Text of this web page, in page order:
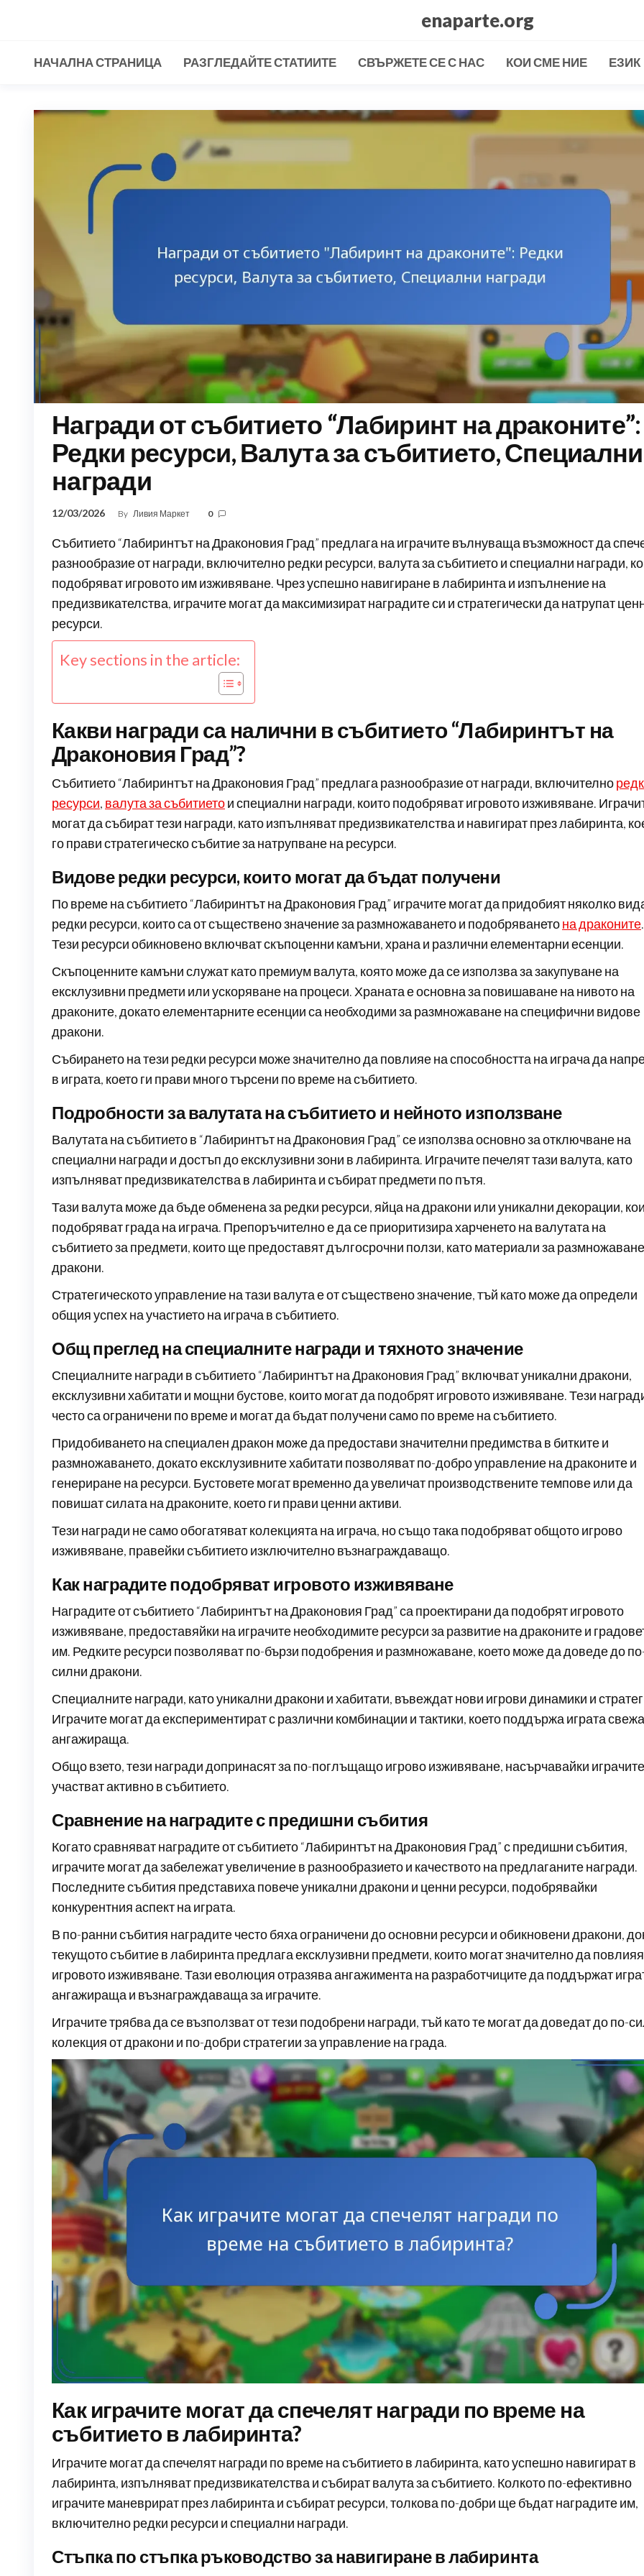
content
enaparte.org
НАЧАЛНА СТРАНИЦА РАЗГЛЕДАЙТЕ СТАТИИТЕ СВЪРЖЕТЕ СЕ С НАС КОИ СМЕ НИЕ ЕЗИК
Награди от събитието “Лабиринт на драконите”:
Редки ресурси, Валута за събитието, Специални
награди
12/03/2026 By Ливия Маркет 0
Събитието “Лабиринтът на Драконовия Град” предлага на играчите вълнуваща възможност да
разнообразие от награди, включително редки ресурси, валута за събитието и специални награди,
подобряват игровото им изживяване. Чрез успешно навигиране в лабиринта и изпълнение на
предизвикателства, играчите могат да максимизират наградите си и стратегически да натрупат
ресурси.
Key sections in the article:
Какви награди са налични в събитието “Лабиринтът на
Драконовия Град”?
Събитието “Лабиринтът на Драконовия Град” предлага разнообразие от награди, включително
ресурси, валута за събитиетои специални награди, които подобряват игровото изживяване.
могат да събират тези награди, като изпълняват предизвикателства и навигират през лабиринта,
го прави стратегическо събитие за натрупване на ресурси.
Видове редки ресурси, които могат да бъдат получени
По време на събитието “Лабиринтът на Драконовия Град” играчите могат да придобият няколко
редки ресурси, които са от съществено значение за размножаването и подобряванетона драконите.
Тези ресурси обикновено включват скъпоценни камъни, храна и различни елементарни есенции.
Скъпоценните камъни служат като премиум валута, която може да се използва за закупуване на
ексклузивни предмети или ускоряване на процеси. Храната е основна за повишаване на нивото на
драконите, докато елементарните есенции са необходими за размножаване на специфични видове
дракони.
Събирането на тези редки ресурси може значително да повлияе на способността на играча да
в играта, което ги прави много търсени по време на събитието.
Подробности за валутата на събитието и нейното използване
Валутата на събитието в “Лабиринтът на Драконовия Град” се използва основно за отключване на
специални награди и достъп до ексклузивни зони в лабиринта. Играчите печелят тази валута, като
изпълняват предизвикателства в лабиринта и събират предмети по пътя.
Тази валута може да бъде обменена за редки ресурси, яйца на дракони или уникални декорации,
подобряват града на играча. Препоръчително е да се приоритизира харченето на валутата на
събитието за предмети, които ще предоставят дългосрочни ползи, като материали за
дракони.
Стратегическото управление на тази валута е от съществено значение, тъй като може да определи
общия успех на участието на играча в събитието.
Общ преглед на специалните награди и тяхното значение
Специалните награди в събитието “Лабиринтът на Драконовия Град” включват уникални дракони,
ексклузивни хабитати и мощни бустове, които могат да подобрят игровото изживяване. Тези
често са ограничени по време и могат да бъдат получени само по време на събитието.
Придобиването на специален дракон може да предостави значителни предимства в битките и
размножаването, докато ексклузивните хабитати позволяват по-добро управление на драконите и
генериране на ресурси. Бустовете могат временно да увеличат производствените темпове или да
повишат силата на драконите, което ги прави ценни активи.
Тези награди не само обогатяват колекцията на играча, но също така подобряват общото игрово
изживяване, правейки събитието изключително възнаграждаващо.
Как наградите подобряват игровото изживяване
Наградите от събитието “Лабиринтът на Драконовия Град” са проектирани да подобрят игровото
изживяване, предоставяйки на играчите необходимите ресурси за развитие на драконите и
им. Редките ресурси позволяват по-бързи подобрения и размножаване, което може да доведе до
силни дракони.
Специалните награди, като уникални дракони и хабитати, въвеждат нови игрови динамики и
Играчите могат да експериментират с различни комбинации и тактики, което поддържа играта
ангажираща.
Общо взето, тези награди допринасят за по-поглъщащо игрово изживяване, насърчавайки
участват активно в събитието.
Сравнение на наградите с предишни събития
Когато сравняват наградите от събитието “Лабиринтът на Драконовия Град” с предишни събития,
играчите могат да забележат увеличение в разнообразието и качеството на предлаганите награди.
Последните събития представиха повече уникални дракони и ценни ресурси, подобрявайки
конкурентния аспект на играта.
В по-ранни събития наградите често бяха ограничени до основни ресурси и обикновени дракони,
текущото събитие в лабиринта предлага ексклузивни предмети, които могат значително да
игровото изживяване. Тази еволюция отразява ангажимента на разработчиците да поддържат
ангажираща и възнаграждаваща за играчите.
Играчите трябва да се възползват от тези подобрени награди, тъй като те могат да доведат до по-
колекция от дракони и по-добри стратегии за управление на града.
Как играчите могат да спечелят награди по време на
събитието в лабиринта?
Играчите могат да спечелят награди по време на събитието в лабиринта, като успешно навигират в
лабиринта, изпълняват предизвикателства и събират валута за събитието. Колкото по-ефективно
играчите маневрират през лабиринта и събират ресурси, толкова по-добри ще бъдат наградите им,
включително редки ресурси и специални награди.
Стъпка по стъпка ръководство за навигиране в лабиринта